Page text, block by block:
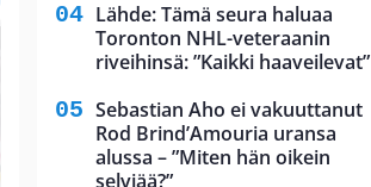
Lähde: Tämä seura haluaa
Toronton NHL-veteraanin
riveihinsä: ”Kaikki haaveilevat”
Sebastian Aho ei vakuuttanut
Rod Brind’Amouria uransa
alussa – ”Miten hän oikein
selviää?”